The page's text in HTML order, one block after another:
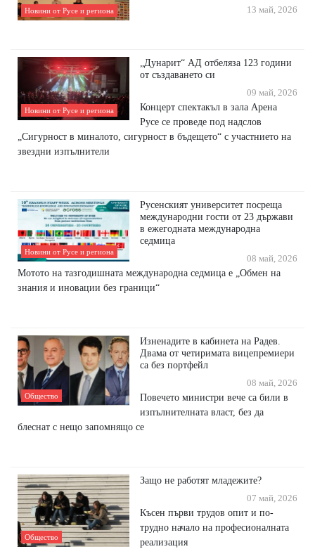
Новини от Русе и региона 13 май, 2026
Новини от Русе и региона
„Дунарит“ АД отбеляза 123 години
от създаването си
09 май, 2026
Концерт спектакъл в зала Арена
Русе се проведе под надслов
„Сигурност в миналото, сигурност в бъдещето“ с участнието на
звездни изпълнители
Новини от Русе и региона
Русенският университет посреща
международни гости от 23 държави
в ежегодната международна
седмица
08 май, 2026
Мотото на тазгодишната международна седмица е „Обмен на
знания и иновации без граници“
Общество
Изненадите в кабинета на Радев.
Двама от четиримата вицепремиери
са без портфейл
08 май, 2026
Повечето министри вече са били в
изпълнителната власт, без да
блеснат с нещо запомнящо се
Общество
Защо не работят младежите?
07 май, 2026
Късен първи трудов опит и по-
трудно начало на професионалната
реализация